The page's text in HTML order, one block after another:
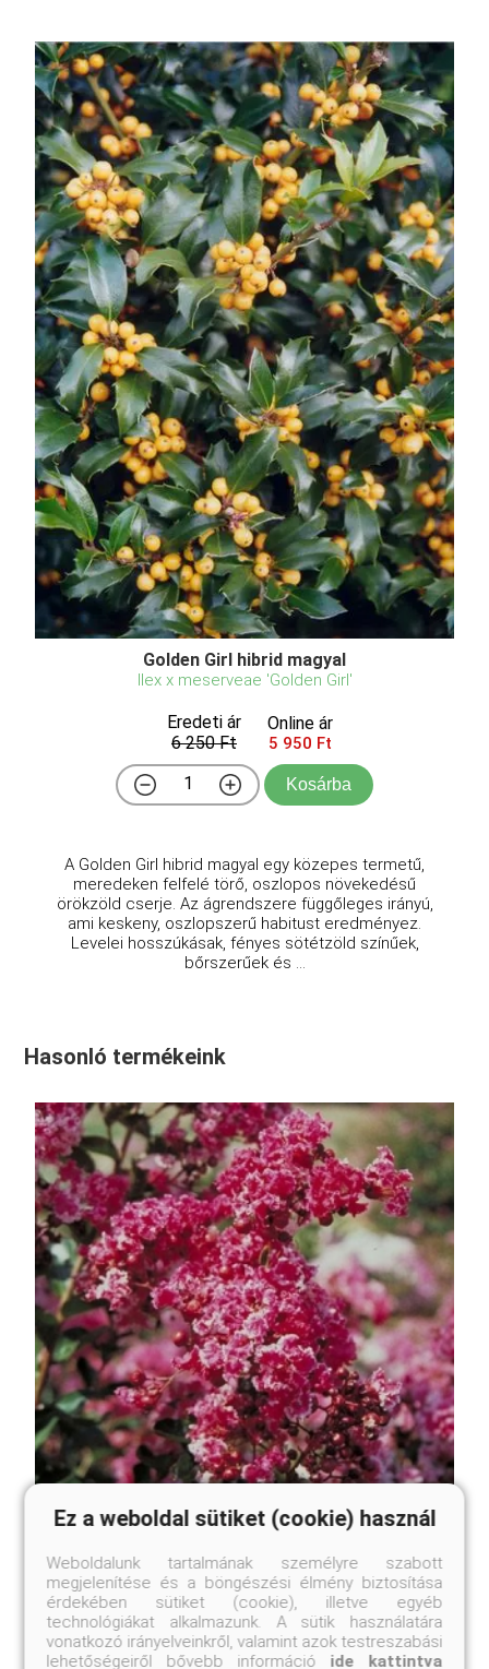
Golden Girl hibrid magyal
Ilex x meserveae 'Golden Girl'
Eredeti ár
6 250 Ft
Online ár
5 950 Ft
Kosárba
A Golden Girl hibrid magyal egy közepes termetű,
meredeken felfelé törő, oszlopos növekedésű
örökzöld cserje. Az ágrendszere függőleges irányú,
ami keskeny, oszlopszerű habitust eredményez.
Levelei hosszúkásak, fényes sötétzöld színűek,
bőrszerűek és ...
Hasonló termékeink
Lagerstroemia 'Berlingot Menthe'
Eredeti ár
5 450 Ft
Online ár
4 950 Ft
Ez a weboldal sütiket (cookie) használ
Weboldalunk tartalmának személyre szabott
megjelenítése és a böngészési élmény biztosítása
érdekében sütiket (cookie), illetve egyéb
technológiákat alkalmazunk. A sütik használatára
vonatkozó irányelveinkről, valamint azok testreszabási
lehetőségeiről bővebb információ ide kattintva